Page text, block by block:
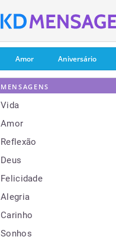
Amor Aniversário
MENSAGENS
Vida
Amor
Reflexão
Deus
Felicidade
Alegria
Carinho
Sonhos